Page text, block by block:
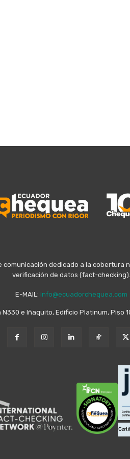
comunicación dedicado a la
verificación de datos (fact-checking).
E-MAIL: info@ecuadorchequea.com
e Iñaquito, Edificio Platinum, Piso